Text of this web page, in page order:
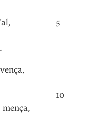
,
.
vença,
mença,
5
10